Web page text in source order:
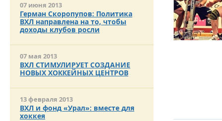
07 июня 2013
Герман Скоропупов: Политика
ВХЛ направлена на то, чтобы
доходы клубов росли
07 мая 2013
ВХЛ СТИМУЛИРУЕТ СОЗДАНИЕ
НОВЫХ ХОККЕЙНЫХ ЦЕНТРОВ
13 февраля 2013
ВХЛ и фонд «Урал»: вместе для
хоккея